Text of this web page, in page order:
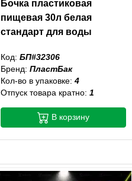
Бочка пластиковая
пищевая 30л белая
стандарт для воды
Код: БП#32306
Бренд: ПластБак
Кол-во в упаковке: 4
Отпуск товара кратно: 1
В корзину